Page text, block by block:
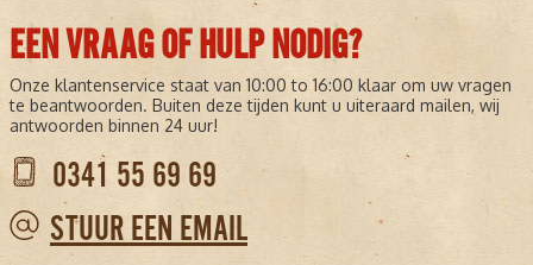
EEN VRAAG OF HULP NODIG?
Onze klantenservice staat van 10:00 to 16:00 klaar om uw vragen
te beantwoorden. Buiten deze tijden kunt u uiteraard mailen, wij
antwoorden binnen 24 uur!
0341 55 69 69
STUUR EEN EMAIL